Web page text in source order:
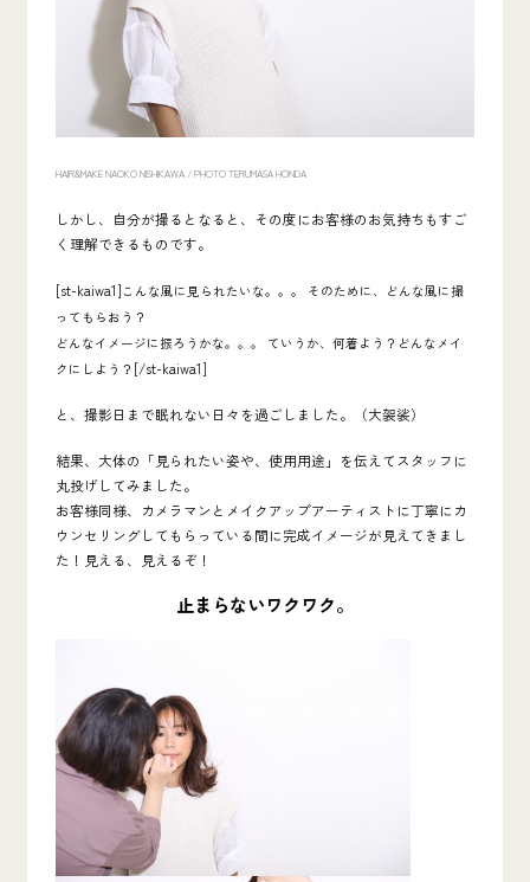
HAIR&MAKE NAOKO NISHIKAWA /PHOTO TERUMASA HONDA
しかし、自分が撮るとなると、その度にお客様のお気持ちもすご
く理解できるものです。
[st-kaiwa1] こんな風に見られたいな。。。 そのために、どんな風に撮
ってもらおう？
どんなイメージに振ろうかな。。。 ていうか、何着よう？どんなメイ
クにしよう？ [/st-kaiwa1]
と、撮影日まで眠れない日々を過ごしました。（大袈裟）
結果、大体の「見られたい姿や、使用用途」を伝えてスタッフに
丸投げしてみました。
お客様同様、カメラマンとメイクアップアーティストに丁寧にカ
ウンセリングしてもらっている間に完成イメージが見えてきまし
た！見える、見えるぞ！
止まらないワクワク。